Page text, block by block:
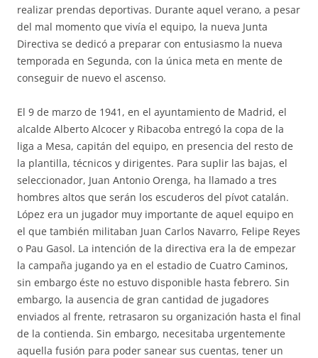
realizar prendas deportivas. Durante aquel verano, a pesar
del mal momento que vivía el equipo, la nueva Junta
Directiva se dedicó a preparar con entusiasmo la nueva
temporada en Segunda, con la única meta en mente de
conseguir de nuevo el ascenso.
El 9 de marzo de 1941, en el ayuntamiento de Madrid, el
alcalde Alberto Alcocer y Ribacoba entregó la copa de la
liga a Mesa, capitán del equipo, en presencia del resto de
la plantilla, técnicos y dirigentes. Para suplir las bajas, el
seleccionador, Juan Antonio Orenga, ha llamado a tres
hombres altos que serán los escuderos del pívot catalán.
López era un jugador muy importante de aquel equipo en
el que también militaban Juan Carlos Navarro, Felipe Reyes
o Pau Gasol. La intención de la directiva era la de empezar
la campaña jugando ya en el estadio de Cuatro Caminos,
sin embargo éste no estuvo disponible hasta febrero. Sin
embargo, la ausencia de gran cantidad de jugadores
enviados al frente, retrasaron su organización hasta el final
de la contienda. Sin embargo, necesitaba urgentemente
aquella fusión para poder sanear sus cuentas, tener un